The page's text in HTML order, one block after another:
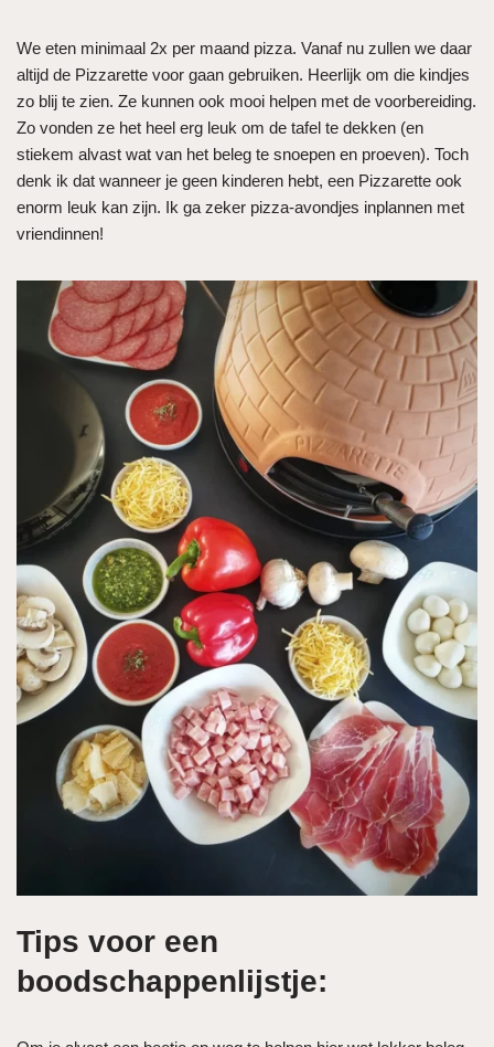
We eten minimaal 2x per maand pizza. Vanaf nu zullen we daar
altijd de Pizzarette voor gaan gebruiken. Heerlijk om die kindjes
zo blij te zien. Ze kunnen ook mooi helpen met de voorbereiding.
Zo vonden ze het heel erg leuk om de tafel te dekken (en
stiekem alvast wat van het beleg te snoepen en proeven). Toch
denk ik dat wanneer je geen kinderen hebt, een Pizzarette ook
enorm leuk kan zijn. Ik ga zeker pizza-avondjes inplannen met
vriendinnen!
Tips voor een
boodschappenlijstje: